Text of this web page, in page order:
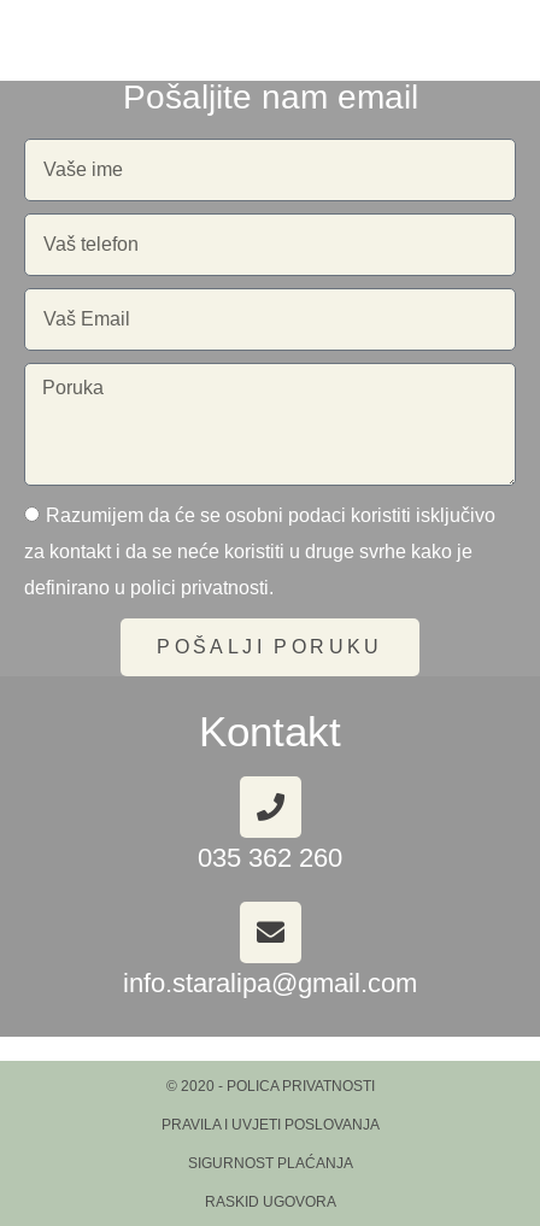
Pošaljite nam email
Razumijem da će se osobni podaci koristiti isključivo
za kontakt i da se neće koristiti u druge svrhe kako je
definirano u polici privatnosti.
POŠALJI PORUKU
Kontakt
035 362 260
info.staralipa@gmail.com
© 2020 - POLICA PRIVATNOSTI
PRAVILA I UVJETI POSLOVANJA
SIGURNOST PLAĆANJA
RASKID UGOVORA